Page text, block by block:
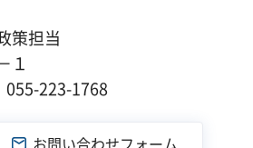
策担当
１
223-1768